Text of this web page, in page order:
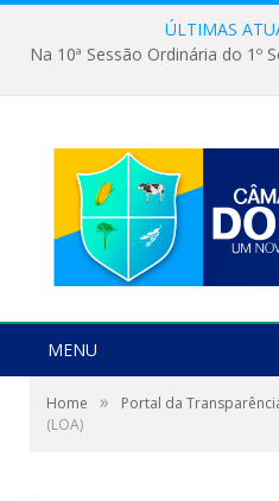
ÚLTIMAS
MENU
Home » Portal da
(LOA)